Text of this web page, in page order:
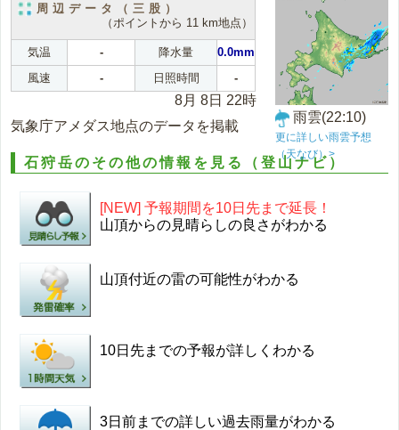
周辺データ（三股）
（ポイントから 11 km地点）
気温 - 降水量
0.0mm
風速
- 日照時間 -
8月 8日 22時
気象庁アメダス地点のデータを掲載
雨雲(22:10)
更に詳しい雨雲予想
（天なび）>
石狩岳のその他の情報を見る（登山ナビ）
[NEW] 予報期間を10日先まで延長！
山頂からの見晴らしの良さがわかる
山頂付近の雷の可能性がわかる
10日先までの予報が詳しくわかる
3日前までの詳しい過去雨量がわかる